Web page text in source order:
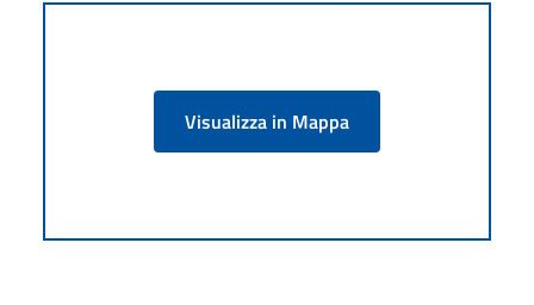
Visualizza in Mappa